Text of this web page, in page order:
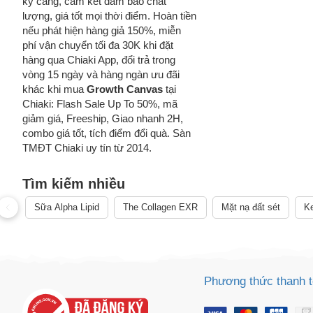
lượng, giá tốt mọi thời điểm. Hoàn tiền
nếu phát hiện hàng giả 150%, miễn
phí vận chuyển tối đa 30K khi đặt
hàng qua Chiaki App, đổi trả trong
vòng 15 ngày và hàng ngàn ưu đãi
khác khi mua Growth Canvas tại
Chiaki: Flash Sale Up To 50%, mã
giảm giá, Freeship, Giao nhanh 2H,
combo giá tốt, tích điểm đổi quà. Sàn
TMĐT Chiaki uy tín từ 2014.
Tìm kiếm nhiều
Sữa Alpha Lipid The Collagen EXR Mặt nạ đất sét
Phương thức thanh